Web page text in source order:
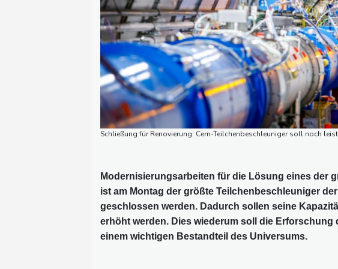
Schließung für Renovierung: Cern-Teilchenbeschleuniger soll noch
Modernisierungsarbeiten für die Lösung eines der
ist am Montag der größte Teilchenbeschleuniger
geschlossen werden. Dadurch sollen seine
erhöht werden. Dies wiederum soll die
einem wichtigen Bestandteil des Universums.